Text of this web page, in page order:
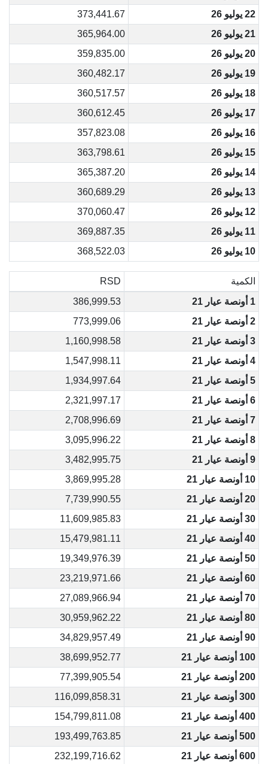
22 يوليو 26
373,441.67
21 يوليو 26
365,964.00
20 يوليو 26
359,835.00
19 يوليو 26
360,482.17
18 يوليو 26
360,517.57
17 يوليو 26
360,612.45
16 يوليو 26
357,823.08
15 يوليو 26
363,798.61
14 يوليو 26
365,387.20
13 يوليو 26
360,689.29
12 يوليو 26
370,060.47
11 يوليو 26
369,887.35
10 يوليو 26
368,522.03
الكمية
RSD
1 أونصة عيار 21
386,999.53
2 أونصة عيار 21
773,999.06
3 أونصة عيار 21
1,160,998.58
4 أونصة عيار 21
1,547,998.11
5 أونصة عيار 21
1,934,997.64
6 أونصة عيار 21
2,321,997.17
7 أونصة عيار 21
2,708,996.69
8 أونصة عيار 21
3,095,996.22
9 أونصة عيار 21
3,482,995.75
10 أونصة عيار 21
3,869,995.28
20 أونصة عيار 21
7,739,990.55
30 أونصة عيار 21
11,609,985.83
40 أونصة عيار 21
15,479,981.11
50 أونصة عيار 21
19,349,976.39
60 أونصة عيار 21
23,219,971.66
70 أونصة عيار 21
27,089,966.94
80 أونصة عيار 21
30,959,962.22
90 أونصة عيار 21
34,829,957.49
100 أونصة عيار 21
38,699,952.77
200 أونصة عيار 21
77,399,905.54
300 أونصة عيار 21
116,099,858.31
400 أونصة عيار 21
154,799,811.08
500 أونصة عيار 21
193,499,763.85
600 أونصة عيار 21
232,199,716.62